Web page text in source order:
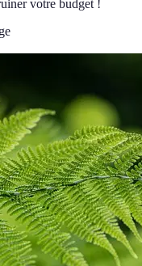
votre budget !